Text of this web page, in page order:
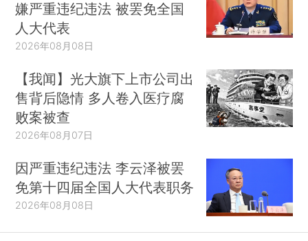
嫌严重违纪违法 被罢免全国
人大代表
2026年08月08日
【我闻】光大旗下上市公司出
售背后隐情 多人卷入医疗腐
败案被查
2026年08月07日
因严重违纪违法 李云泽被罢
免第十四届全国人大代表职务
2026年08月08日